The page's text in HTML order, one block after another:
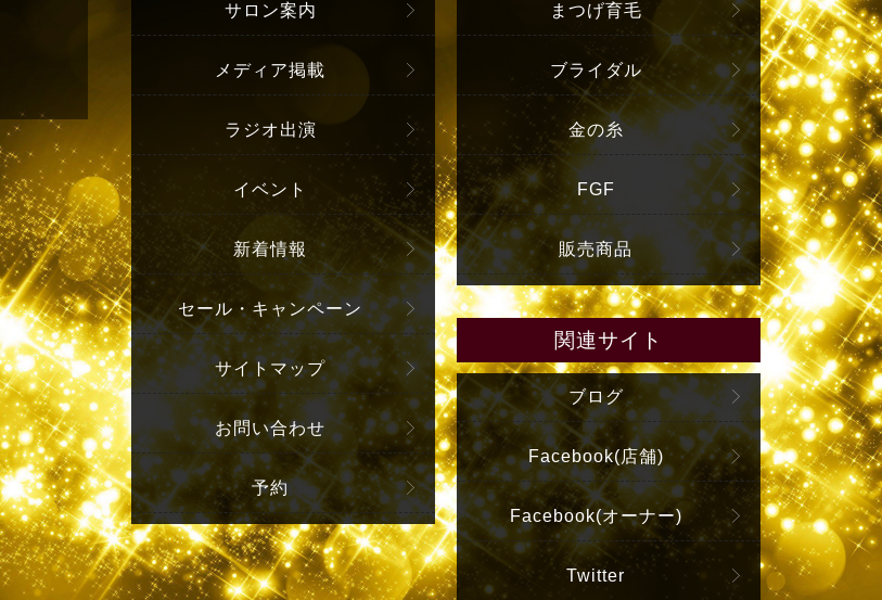
サロン案内
メディア掲載
ラジオ出演
イベント
新着情報
セール・キャンペーン
サイトマップ
お問い合わせ
予約
まつげ育毛
ブライダル
金の糸
FGF
販売商品
関連サイト
ブログ
Facebook(店舗)
Facebook(オーナー)
Twitter